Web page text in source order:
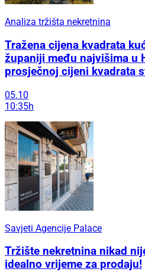
Analiza tržišta nekretnina
Tražena cijena kvadrata
županiji među najvišima u
prosječnoj cijeni kvadrata
05.10
10:35h
Savjeti Agencije Palace
Tržište nekretnina nikad
idealno vrijeme za prodaju!